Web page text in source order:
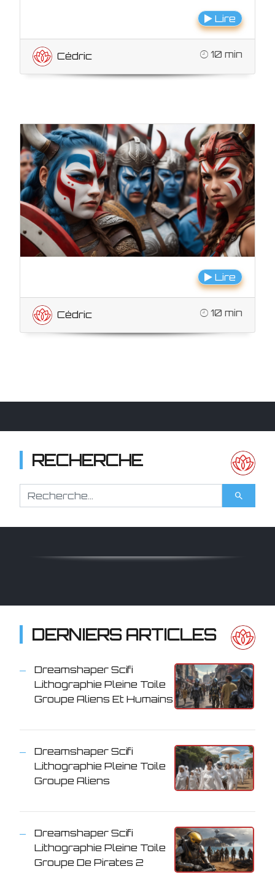
Lire
Cédric 10 min
Lire
Cédric 10 min
RECHERCHE
DERNIERS ARTICLES
Dreamshaper Scifi
Lithographie Pleine Toile
Groupe Aliens Et Humains
Dreamshaper Scifi
Lithographie Pleine Toile
Groupe Aliens
Dreamshaper Scifi
Lithographie Pleine Toile
Groupe De Pirates 2